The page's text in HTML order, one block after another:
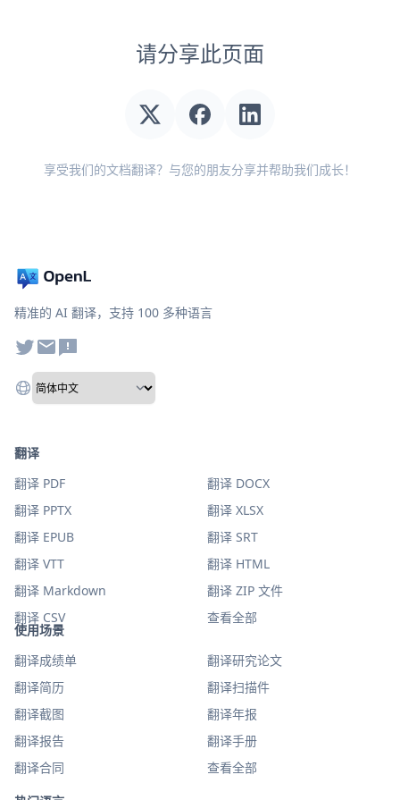
请分享此页面
享受我们的文档翻译？与您的朋友分享并帮助我们成长！
精准的 AI 翻译，支持 100 多种语言
使用场景
翻译成绩单
翻译研究论文
翻译简历
翻译扫描件
翻译截图
翻译年报
翻译报告
翻译手册
翻译合同
查看全部
翻译
翻译 PDF
翻译 DOCX
翻译 PPTX
翻译 XLSX
翻译 EPUB
翻译 SRT
翻译 VTT
翻译 HTML
翻译 Markdown
翻译 ZIP 文件
翻译 CSV
查看全部